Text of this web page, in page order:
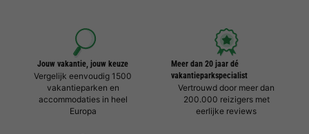
Jouw vakantie, jouw keuze
Vergelijk eenvoudig 1500
vakantieparken en
accommodaties in heel
Europa
Meer dan 20 jaar dé
vakantieparkspecialist
Vertrouwd door meer dan
200.000 reizigers met
eerlijke reviews